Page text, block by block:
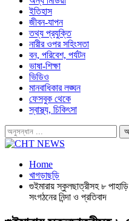
ইতিহাস
জীবন-যাপন
তথ্য প্রযুক্তি
নারীর ওপর সহিংসতা
বন, পরিবেশ, পর্যটন
ভাষা-শিক্ষা
ভিডিও
মানবাধিকার লঙ্ঘন
ফেসবুক থেকে
স্বাস্থ্য, চিকিৎসা
Home
খাগড়াছড়ি
গুইমারায় স্কুলছাত্রীসহ ৮
সংগঠনের নিন্দা ও প্রতিবাদ